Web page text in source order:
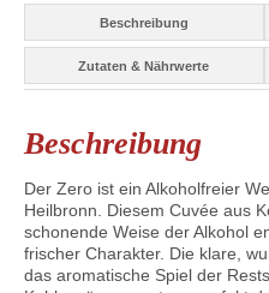
Beschreibung
Zutaten & Nährwerte
Beschreibung
Der Zero ist ein Alkoholfreier
Heilbronn. Diesem Cuvée aus
schonende Weise der Alkohol
frischer Charakter. Die klare,
das aromatische Spiel der